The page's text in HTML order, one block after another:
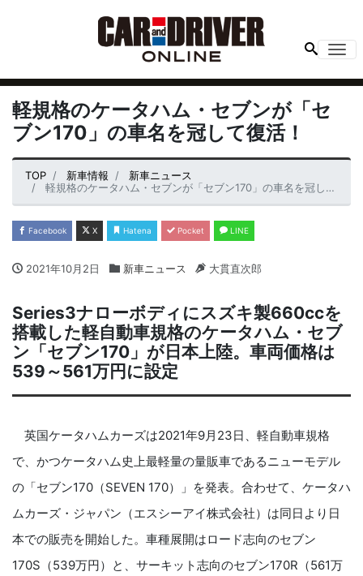
軽規格のケータハム・セブンが「セ
ブン170」の車名を冠して復活！
TOP 新車情報
新車ニュース
軽規格のケータハム・セブンが「セブン170」の車名を冠して復活！
Facebook X Hatena Pocket LINE
2021年10月2日 新車ニュース 大貫直次郎
Series3ナローボディにスズキ製660ccを
搭載した軽自動車規格のケータハム・セブ
ン「セブン170」が日本上陸。車両価格は
539～561万円に設定
英国ケータハムカーズは2021年9月23日、軽自動車規格
で、かつケータハム史上最軽量の量販車であるニューモデル
の「セブン170（SEVEN 170）」を発表。合わせて、ケータハ
ムカーズ・ジャパン（エスシーアイ株式会社）は同日より日
本での販売を開始した。車種展開はロード志向のセブン
170S（539万円）と、サーキット志向のセブン170R（561万